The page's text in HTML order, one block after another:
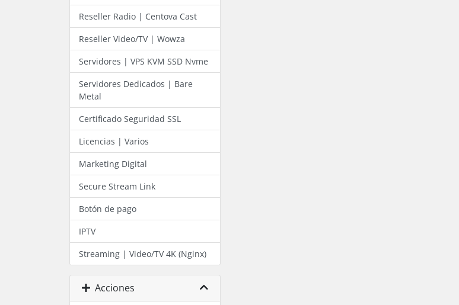
Reseller Radio | Centova Cast
Reseller Video/TV | Wowza
Servidores | VPS KVM SSD Nvme
Servidores Dedicados | Bare
Metal
Certificado Seguridad SSL
Licencias | Varios
Marketing Digital
Secure Stream Link
Botón de pago
IPTV
Streaming | Video/TV 4K (Nginx)
Acciones